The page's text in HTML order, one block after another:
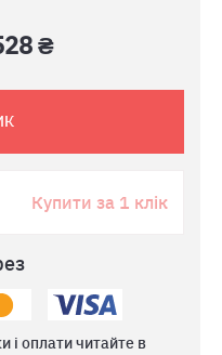
₴
Купити за 1 клік
і оплати читайте в